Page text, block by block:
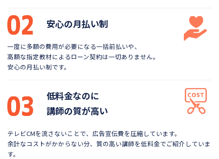
安心の月払い制
一度に多額の費用が必要になる一括前払いや、
高額な指定教材によるローン契約は一切ありません。
安心の月払い制です。
低料金なのに
講師の質が高い
テレビCMを流さないことで、広告宣伝費を圧縮しています。
余計なコストがかからない分、質の高い講師を低料金でご紹介していま
す。